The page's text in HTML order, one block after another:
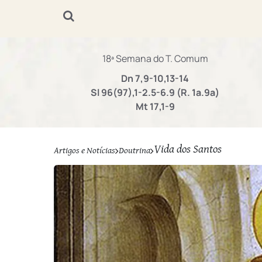
18ª Semana do T. Comum
Dn 7,9-10,13-14
Sl 96(97),1-2.5-6.9 (R. 1a.9a)
Mt 17,1-9
Artigos e Notícias Doutrina Vida dos Santos